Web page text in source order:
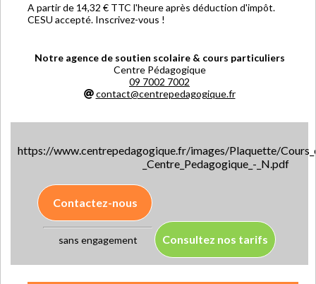
A partir de 14,32 € TTC l'heure après déduction d'impôt.
CESU accepté. Inscrivez-vous !
Notre agence de soutien scolaire & cours particuliers
Centre Pédagogique
09 7002 7002
contact@centrepedagogique.fr
https://www.centrepedagogique.fr/images/Plaquette/
_Centre_Pedagogique_-_N.pdf
Contactez-nous
sans engagement Consultez nos tarifs